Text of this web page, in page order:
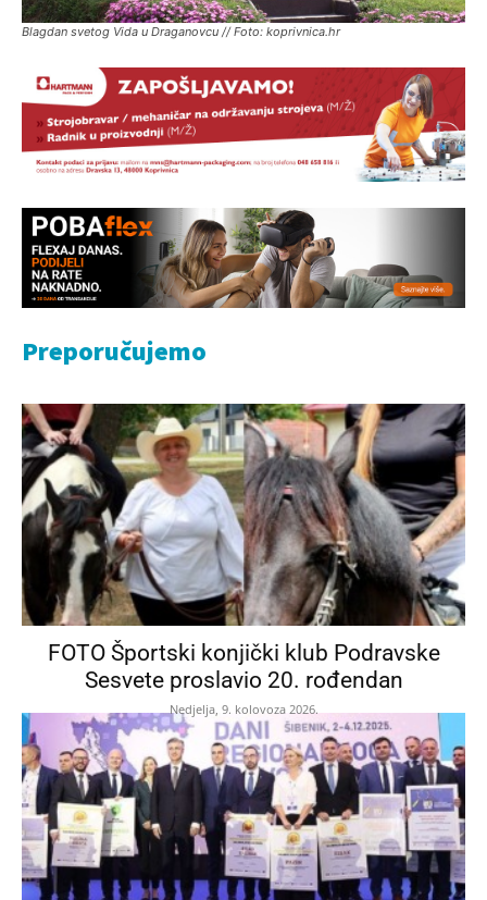
Blagdan svetog Vida u Draganovcu // Foto: koprivnica.hr
Preporučujemo
FOTO Športski konjički klub Podravske
Sesvete proslavio 20. rođendan
Nedjelja, 9. kolovoza 2026.